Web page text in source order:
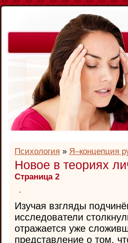
Психология » Я–концепция
Новое в теориях
Страница 2
Изучая взгляды
исследователи
отражается уже
представление о том,